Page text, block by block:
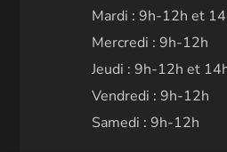
Mardi : 9h-12h et
Mercredi : 9h-12h
Jeudi : 9h-12h et
Vendredi : 9h-12h
Samedi : 9h-12h